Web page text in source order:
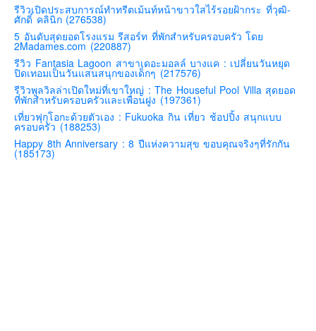
ญี่ปุ่น
คันโต-โตเกียวและรอบๆ
คันไซ-โอซาก้า เกียวโต
คิวชู – ฟุกุโอกะ ซางะ เปปปุ ยุฟุอิน นางาซากิ
ฟูจิ
ฮอกไกโด
เอเชีย
สิงคโปร์
รีวิวเปิดประสบการณ์ทำทรีตเม้นท์หน้าขาวใสไร้รอยฝ้ากระ ที่วุฒิ-
ศักดิ์ คลินิก (276538)
5 อันดับสุดยอดโรงแรม รีสอร์ท ที่พักสำหรับครอบครัว โดย
2Madames.com (220887)
รีวิว Fantasia Lagoon สาขาเดอะมอลล์ บางแค : เปลี่ยนวันหยุด
ปิดเทอมเป็นวันแสนสนุกของเด็กๆ (217576)
รีวิวพูลวิลล่าเปิดใหม่ที่เขาใหญ่ : The Houseful Pool Villa สุดยอด
ที่พักสำหรับครอบครัวและเพื่อนฝูง (197361)
เที่ยวฟุกุโอกะด้วยตัวเอง : Fukuoka กิน เที่ยว ช้อปปิ้ง สนุกแบบ
ครอบครัว (188253)
Happy 8th Anniversary : 8 ปีแห่งความสุข ขอบคุณจริงๆที่รักกัน
(185173)